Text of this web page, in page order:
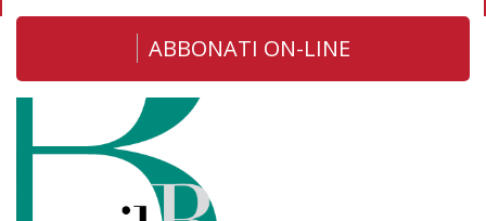
ABBONATI ON-LINE